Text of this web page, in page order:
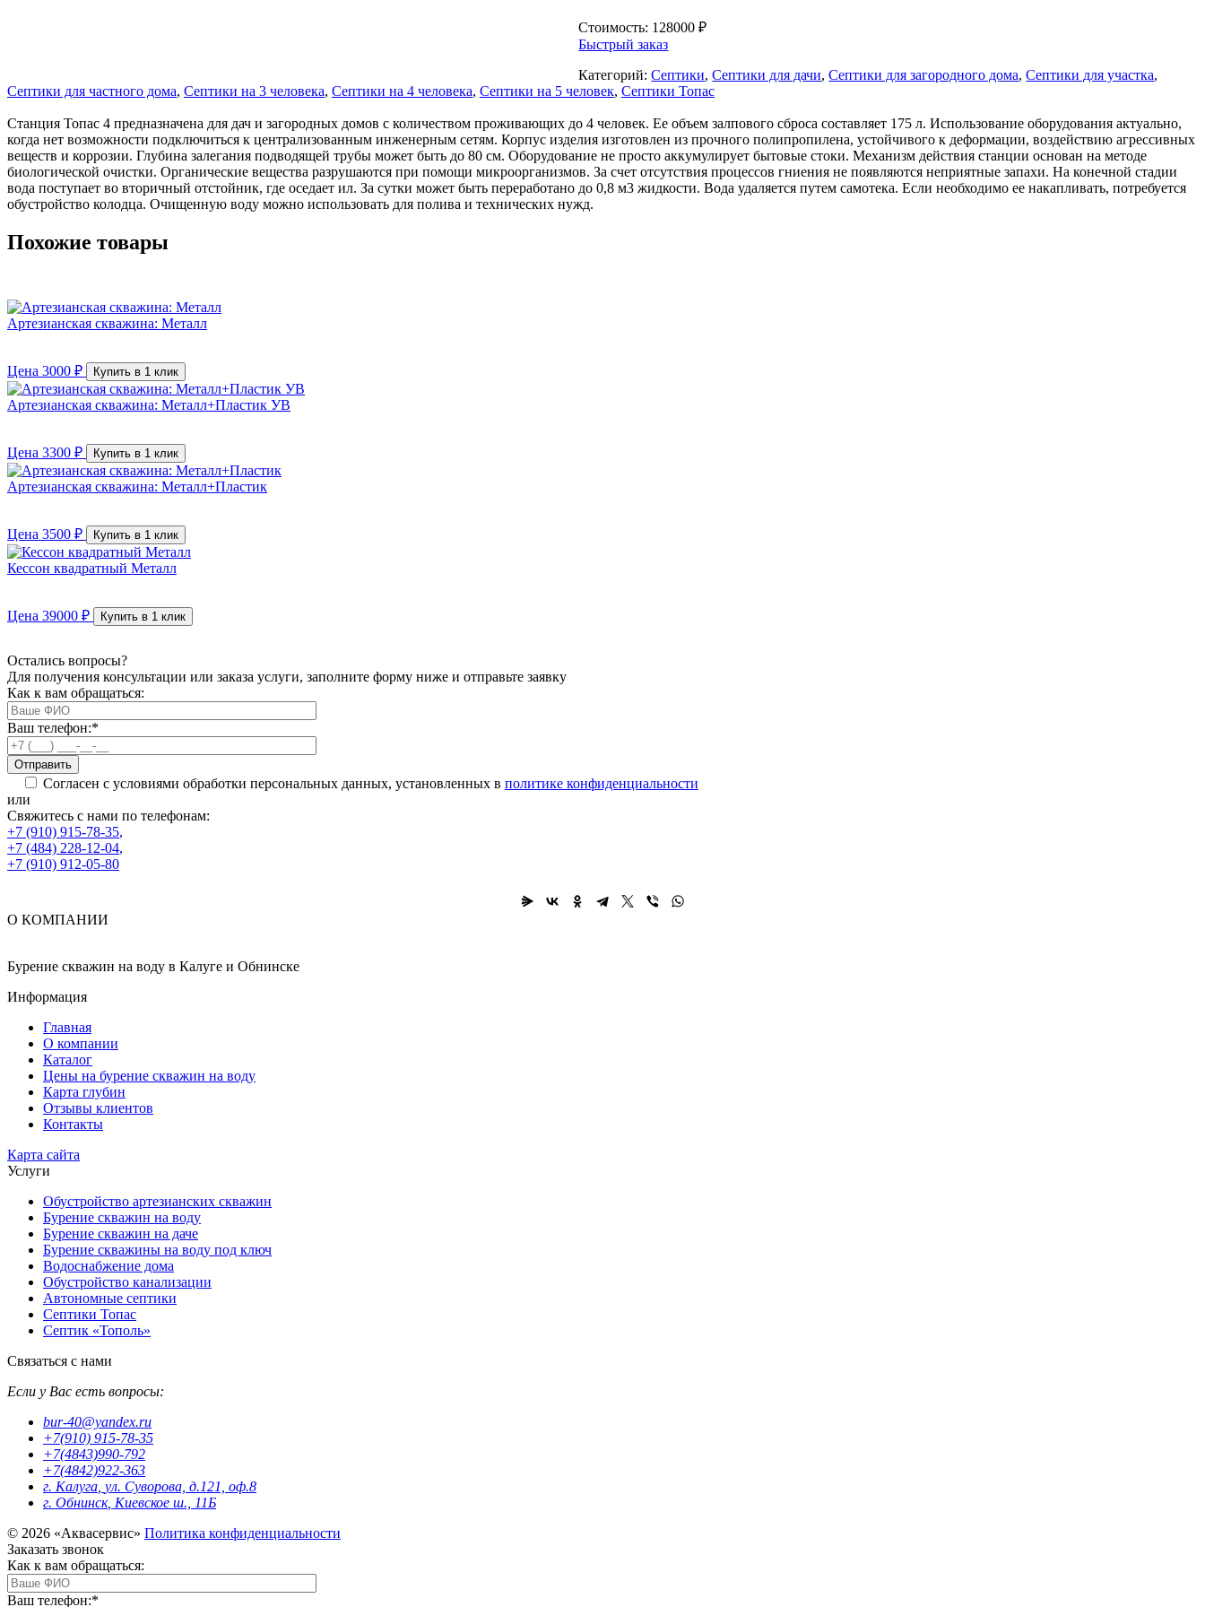
Стоимость: 128000₽
Быстрый заказ
Категорий:Септики,Септики для дачи,Септики для загородного дома,Септики для участка,
Септики для частного дома, Септики на 3 человека, Септики на 4 человека, Септики на 5 человек, Септики Топас
Станция Топас 4 предназначена для дач и загородных домов с количеством проживающих до 4 человек. Ее объем залпового сброса составляет 175 л. Использование оборудования актуально,
когда нет возможности подключиться к централизованным инженерным сетям. Корпус изделия изготовлен из прочного полипропилена, устойчивого к деформации, воздействию агрессивных
веществ и коррозии. Глубина залегания подводящей трубы может быть до 80 см. Оборудование не просто аккумулирует бытовые стоки. Механизм действия станции основан на методе
биологической очистки. Органические вещества разрушаются при помощи микроорганизмов. За счет отсутствия процессов гниения не появляются неприятные запахи. На конечной стадии
вода поступает во вторичный отстойник, где оседает ил. За сутки может быть переработано до 0,8 м3 жидкости. Вода удаляется путем самотека. Если необходимо ее накапливать, потребуется
обустройство колодца. Очищенную воду можно использовать для полива и технических нужд.
Похожие товары
Артезианская скважина: Металл
Цена 3000 ₽ Купить в 1 клик
Артезианская скважина: Металл+Пластик УВ
Цена 3300 ₽ Купить в 1 клик
Артезианская скважина: Металл+Пластик
Цена 3500 ₽ Купить в 1 клик
Кессон квадратный Металл
Цена 39000 ₽ Купить в 1 клик
Остались вопросы?
Для получения консультации или заказа услуги, заполните форму ниже и отправьте заявку
Как к вам обращаться:
Ваш телефон:*
Согласен с условиями обработки персональных данных, установленных в политике конфиденциальности
или
Свяжитесь с нами по телефонам:
+7 (910) 915-78-35,
+7 (484) 228-12-04,
+7 (910) 912-05-80
О КОМПАНИИ
Бурение скважин на воду в Калуге и Обнинске
Информация
Главная
О компании
Каталог
Цены на бурение скважин на воду
Карта глубин
Отзывы клиентов
Контакты
Карта сайта
Услуги
Обустройство артезианских скважин
Бурение скважин на воду
Бурение скважин на даче
Бурение скважины на воду под ключ
Водоснабжение дома
Обустройство канализации
Автономные септики
Септики Топас
Септик «Тополь»
Связаться с нами
Если у Вас есть вопросы:
bur-40@yandex.ru
+7(910) 915-78-35
+7(4843)990-792
+7(4842)922-363
г. Калуга ул. Суворова, д.121, оф.8
г. Обнинск, Киевское ш., 11Б
© 2026 «Аквасервис» Политика конфиденциальности
Заказать звонок
Как к вам обращаться:
Ваш телефон:*